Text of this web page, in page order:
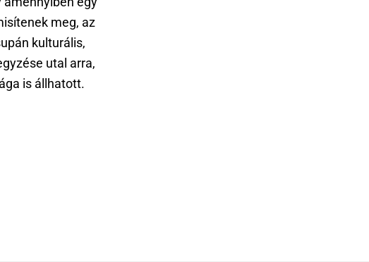
meg, az
kulturális,
utal arra,
is állhatott.